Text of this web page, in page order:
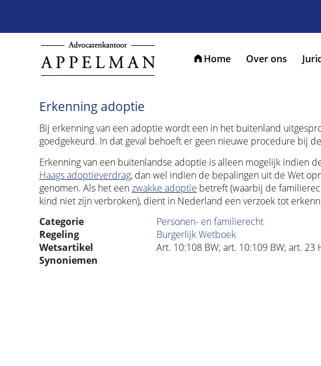
Home Over ons
Erkenning adoptie
Bij erkenning van een adoptie wordt een in het buitenland
goedgekeurd. In dat geval behoeft er geen nieuwe procedure bij
Erkenning van een buitenlandse adoptie is alleen mogelijk indien
Haags adoptieverdrag, dan wel indien de bepalingen uit de Wet
genomen. Als het eenzwakke adoptie betreft (waarbij de
kind niet zijn verbroken), dient in Nederland een verzoek tot
Categorie
Personen- en familierecht
Regeling
Burgerlijk Wetboek
Wetsartikel
Art. 10:108 BW; art. 10:109 BW; art. 23
Synoniemen